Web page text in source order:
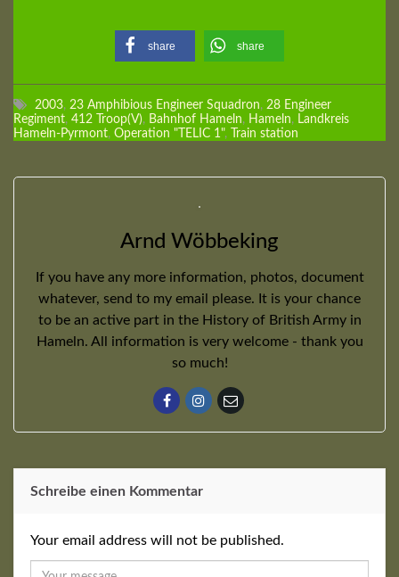
share share
2003, 23 Amphibious Engineer Squadron, 28 Engineer
Regiment, 412 Troop(V), Bahnhof Hameln, Hameln, Landkreis
Hameln-Pyrmont, Operation "TELIC 1", Train station
Arnd Wöbbeking
If you have any more information, photos, document
whatever, send to my email please. It is your chance
to be an active part in the History of British Army in
Hameln. All information is very welcome - thank you
so much!
Schreibe einen Kommentar
Your email address will not be published.